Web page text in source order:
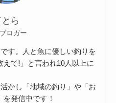
とら
ロガー
す。人と魚に優しい釣りを
て!」と言われ10人以上に
かし「地域の釣り」や「お
発信中です！